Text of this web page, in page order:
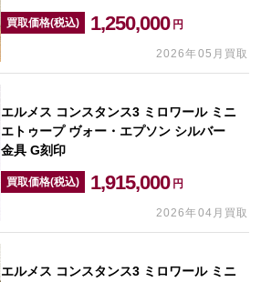
買取価格(税込) 1,250,000 円
2026年05月買取
エルメス コンスタンス3 ミロワール ミニ
エトゥープ ヴォー・エプソン シルバー
金具 G刻印
買取価格(税込) 1,915,000 円
2026年04月買取
エルメス コンスタンス3 ミロワール ミニ